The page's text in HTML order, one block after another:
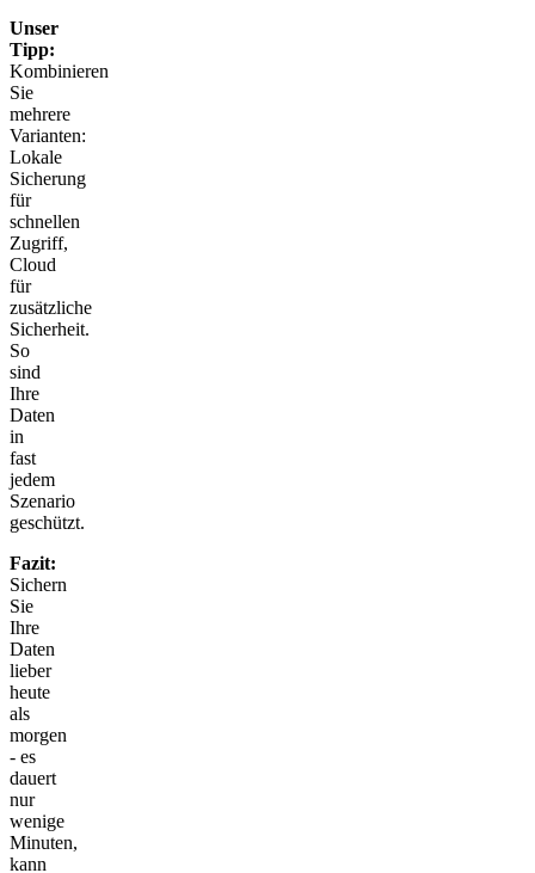
Unser
Tipp:
Kombinieren
Sie
mehrere
Varianten:
Lokale
Sicherung
für
schnellen
Zugriff,
Cloud
für
zusätzliche
Sicherheit.
So
sind
Ihre
Daten
in
fast
jedem
Szenario
geschützt.
Fazit:
Sichern
Sie
Ihre
Daten
lieber
heute
als
morgen
- es
dauert
nur
wenige
Minuten,
kann